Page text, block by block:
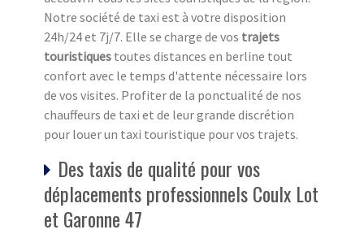
Notre société de taxi est à votre disposition
24h/24 et 7j/7. Elle se charge de vos trajets
touristiques toutes distances en berline tout
confort avec le temps d'attente nécessaire lors
de vos visites. Profiter de la ponctualité de nos
chauffeurs de taxi et de leur grande discrétion
pour louer un taxi touristique pour vos trajets.
Des taxis de qualité pour vos
déplacements professionnels Coulx Lot
et Garonne 47